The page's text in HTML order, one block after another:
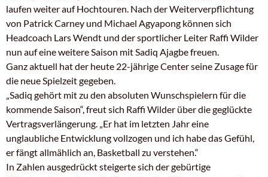
laufen weiter auf Hochtouren. Nach der Weiterverpflichtung
von Patrick Carney und Michael Agyapong können sich
Headcoach Lars Wendt und der sportlicher Leiter Raffi Wilder
nun auf eine weitere Saison mit Sadiq Ajagbe freuen.
Ganz aktuell hat der heute 22-jährige Center seine Zusage für
die neue Spielzeit gegeben.
„Sadiq gehört mit zu den absoluten Wunschspielern für die
kommende Saison“, freut sich Raffi Wilder über die geglückte
Vertragsverlängerung. „Er hat im letzten Jahr eine
unglaubliche Entwicklung vollzogen und ich habe das Gefühl,
er fängt allmählich an, Basketball zu verstehen.“
In Zahlen ausgedrückt steigerte sich der gebürtige